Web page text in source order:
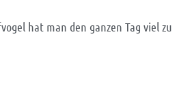
hat man den ganzen Tag viel zu